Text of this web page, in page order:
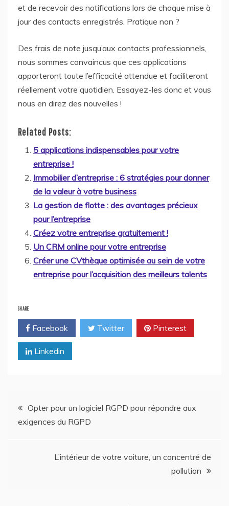
et de recevoir des notifications lors de chaque mise à
jour des contacts enregistrés. Pratique non ?
Des frais de note jusqu’aux contacts professionnels,
nous sommes convaincus que ces applications
apporteront toute l’efficacité attendue et faciliteront
réellement votre quotidien. Essayez-les donc et vous
nous en direz des nouvelles !
Related Posts:
5 applications indispensables pour votre
entreprise !
Immobilier d’entreprise : 6 stratégies pour donner
de la valeur à votre business
La gestion de flotte : des avantages précieux
pour l’entreprise
Créez votre entreprise gratuitement !
Un CRM online pour votre entreprise
Créer une CVthèque optimisée au sein de votre
entreprise pour l’acquisition des meilleurs talents
SHARE
Facebook Twitter Pinterest
Linkedin
Navigation
Opter pour un logiciel RGPD pour répondre aux
exigences du RGPD
L’intérieur de votre voiture, un concentré de
pollution